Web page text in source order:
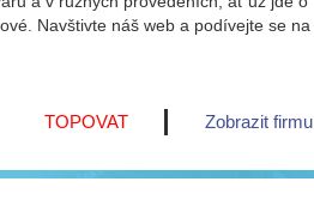
Navštivte náš web a podívejte se na
Zobrazit firmu
TOPOVAT